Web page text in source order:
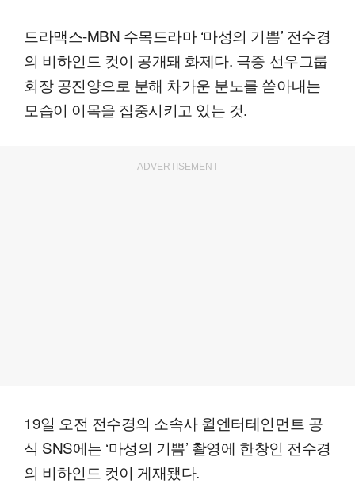
드라맥스-MBN 수목드라마 ‘마성의 기쁨’ 전수경
의 비하인드 컷이 공개돼 화제다. 극중 선우그룹
회장 공진양으로 분해 차가운 분노를 쏟아내는
모습이 이목을 집중시키고 있는 것.
ADVERTISEMENT
19일 오전 전수경의 소속사 윌엔터테인먼트 공
식 SNS에는 ‘마성의 기쁨’ 촬영에 한창인 전수경
의 비하인드 컷이 게재됐다.